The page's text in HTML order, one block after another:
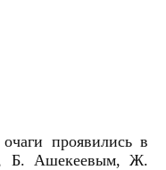
проявились в
Б. Ашекеевым, Ж.